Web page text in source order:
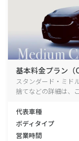
基本料金プラン（
スタンダード・ミド
捨てなどの詳細は、
代表車種
ボディタイプ
営業時間